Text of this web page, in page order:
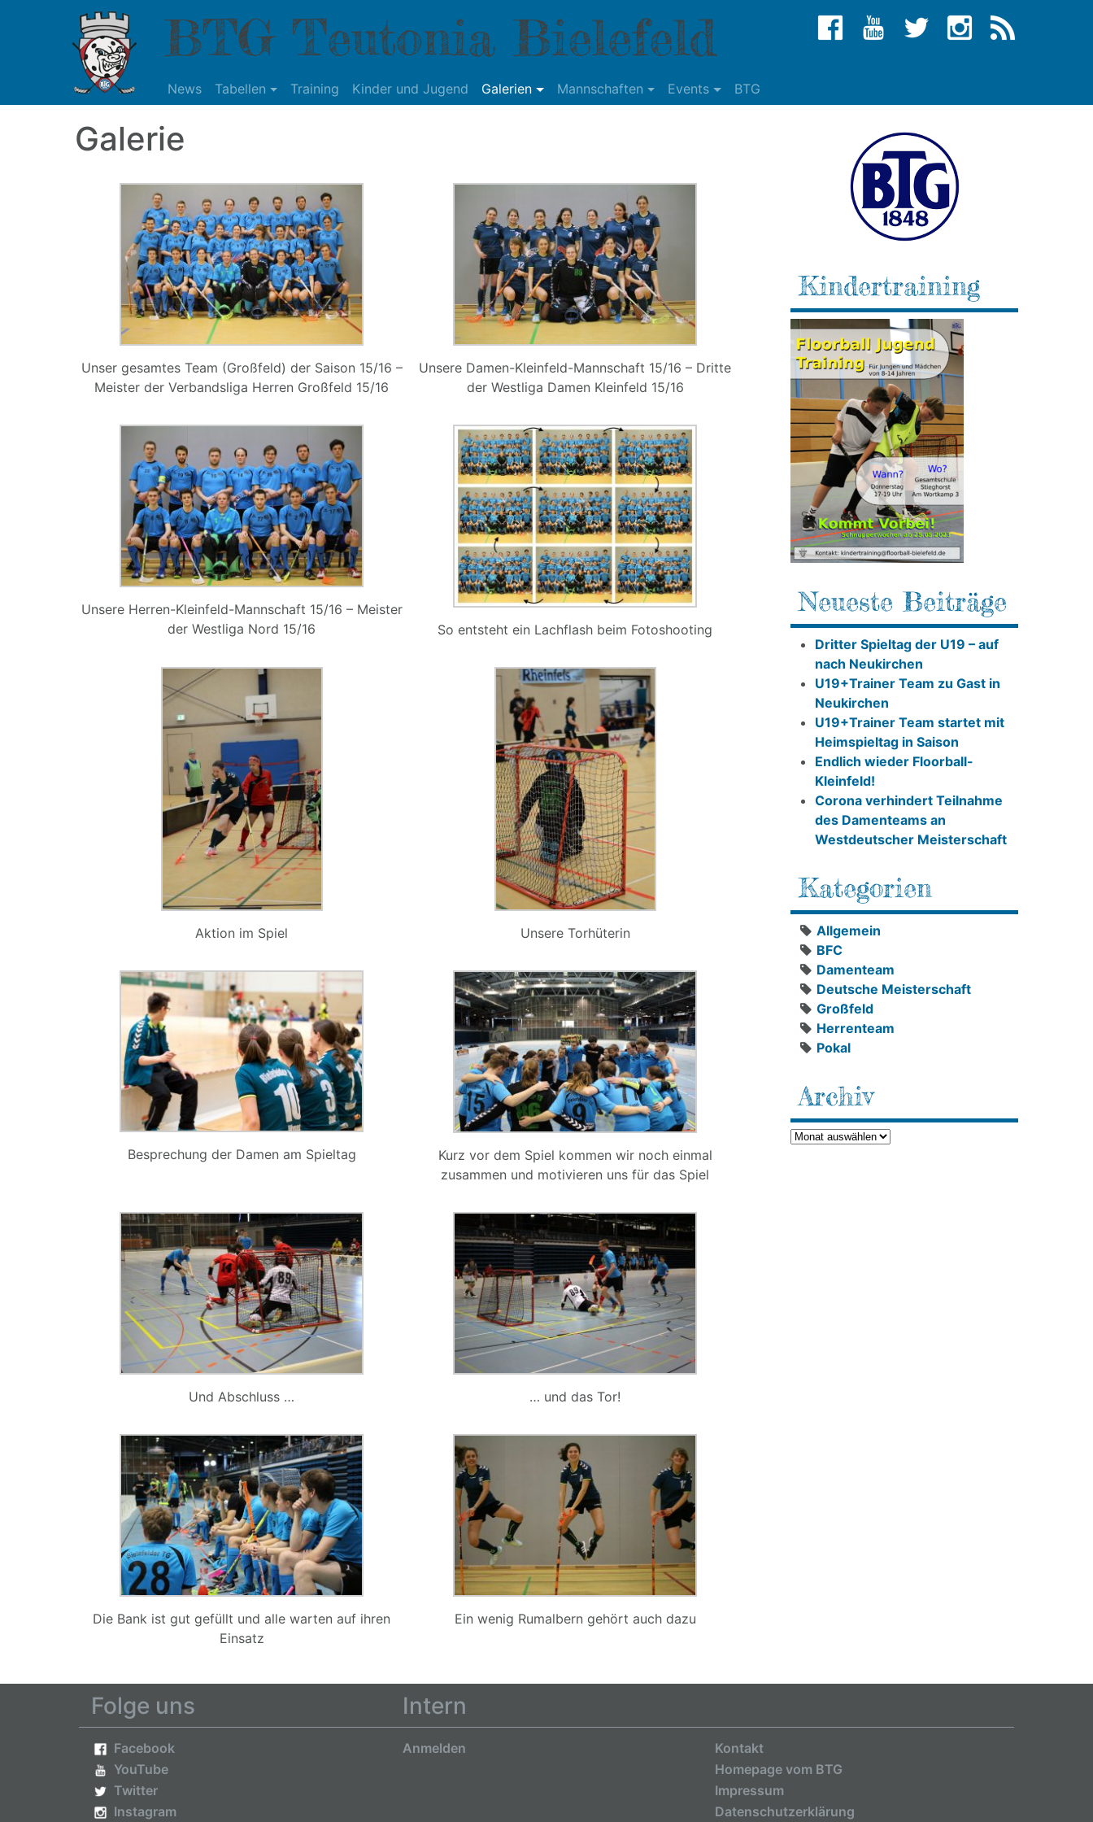
BTG Teutonia Bielefeld
News Tabellen Training Kinder und Jugend Galerien Mannschaften Events BTG
Galerie
Unser gesamtes Team (Großfeld) der Saison 15/16 –
Meister der Verbandsliga Herren Großfeld 15/16
Unsere Damen-Kleinfeld-Mannschaft 15/16 – Dritte
der Westliga Damen Kleinfeld 15/16
Unsere Herren-Kleinfeld-Mannschaft 15/16 – Meister
der Westliga Nord 15/16
So entsteht ein Lachflash beim Fotoshooting
Aktion im Spiel Unsere Torhüterin
Besprechung der Damen am Spieltag
Kurz vor dem Spiel kommen wir noch einmal
zusammen und motivieren uns für das Spiel
Und Abschluss … … und das Tor!
Die Bank ist gut gefüllt und alle warten auf ihren
Einsatz
Ein wenig Rumalbern gehört auch dazu
Kindertraining
Neueste Beiträge
Dritter Spieltag der U19 – auf
nach Neukirchen
U19+Trainer Team zu Gast in
Neukirchen
U19+Trainer Team startet mit
Heimspieltag in Saison
Endlich wieder Floorball-
Kleinfeld!
Corona verhindert Teilnahme
des Damenteams an
Westdeutscher Meisterschaft
Kategorien
Allgemein
BFC
Damenteam
Deutsche Meisterschaft
Großfeld
Herrenteam
Pokal
Archiv
Archiv
Folge uns
Facebook
YouTube
Twitter
Instagram
Intern
Anmelden
Kontakt
Homepage vom BTG
Impressum
Datenschutzerklärung